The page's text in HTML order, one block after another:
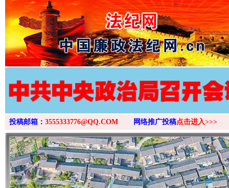
>
投稿邮箱： 3555333776@QQ.COM 网络推广投稿点击进入>>>